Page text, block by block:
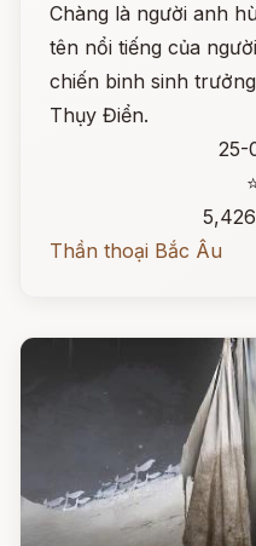
Chàng là người anh
tên nổi tiếng của
chiến binh sinh
Thụy Điển.
25-
Thần thoại Bắc Âu